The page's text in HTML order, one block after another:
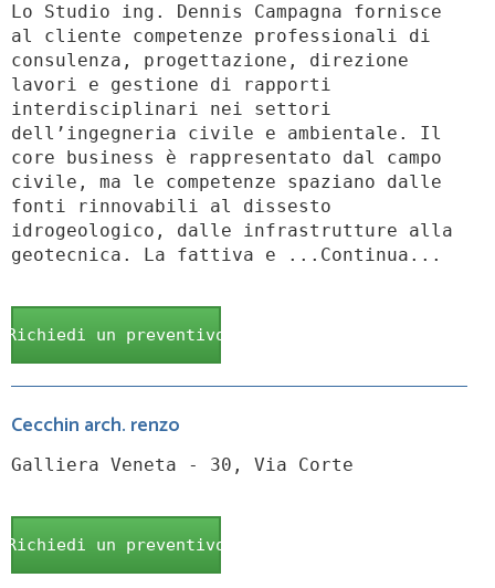
Lo Studio ing. Dennis Campagna fornisce
al cliente competenze professionali di
consulenza, progettazione, direzione
lavori e gestione di rapporti
interdisciplinari nei settori
dell’ingegneria civile e ambientale. Il
core business è rappresentato dal campo
civile, ma le competenze spaziano dalle
fonti rinnovabili al dissesto
idrogeologico, dalle infrastrutture alla
geotecnica. La fattiva e ...Continua...
Richiedi un preventivo
Cecchin arch. renzo
Galliera Veneta - 30, Via Corte
Richiedi un preventivo